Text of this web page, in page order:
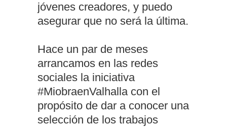
jóvenes creadores, y puedo
asegurar que no será la última.
Hace un par de meses
arrancamos en las redes
sociales la iniciativa
#MiobraenValhalla con el
propósito de dar a conocer una
selección de los trabajos